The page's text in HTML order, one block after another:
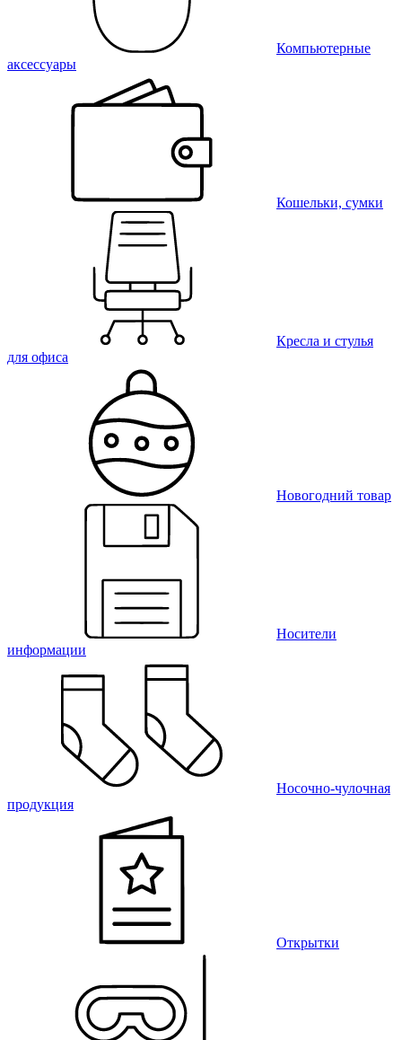
Компьютерные
аксессуары
Кошельки, сумки
Кресла и стулья
для офиса
Новогодний товар
Носители
информации
Носочно-чулочная
продукция
Открытки